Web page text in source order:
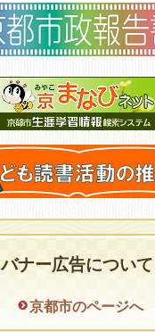
バナー広告について
京都市のページへ